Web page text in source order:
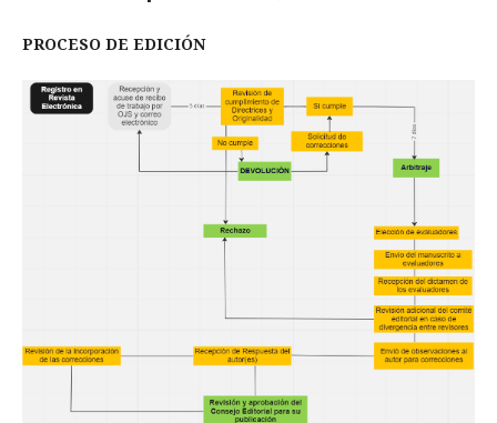
PROCESO DE EDICIÓN